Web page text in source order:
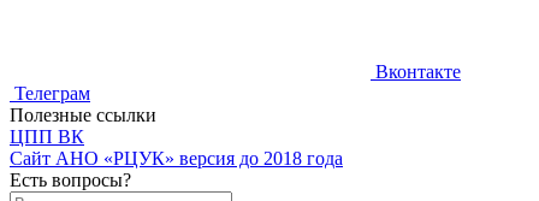
Вконтакте
Телеграм
Полезные ссылки
ЦПП ВК
Cайт АНО «РЦУК» версия до 2018 года
Есть вопросы?